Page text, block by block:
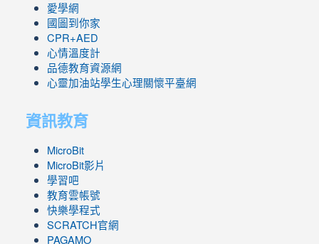
愛學網
國圖到你家
CPR+AED
心情溫度計
品德教育資源網
心靈加油站學生心理關懷平臺網
資訊教育
MicroBit
MicroBit影片
學習吧
教育雲帳號
快樂學程式
SCRATCH官網
PAGAMO